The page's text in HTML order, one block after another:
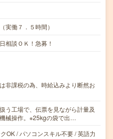
実働７．５時間）
相談ＯＫ！急募！
課税の為、時給込みより断然お
う工場で、伝票を見ながら計量及
械操作。※25kgの袋で出…
OK / パソコンスキル不要 / 英語力